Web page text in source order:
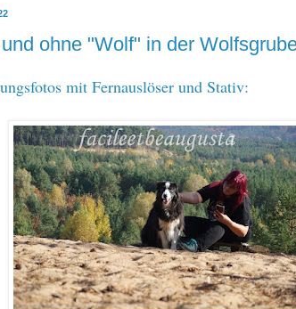
ohne "Wolf" in der
mit Fernauslöser und Stativ: